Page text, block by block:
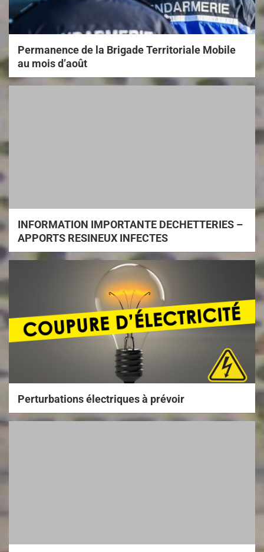
Permanence de la Brigade Territoriale Mobile
au mois d’août
INFORMATION IMPORTANTE DECHETTERIES –
APPORTS RESINEUX INFECTES
Perturbations électriques à prévoir